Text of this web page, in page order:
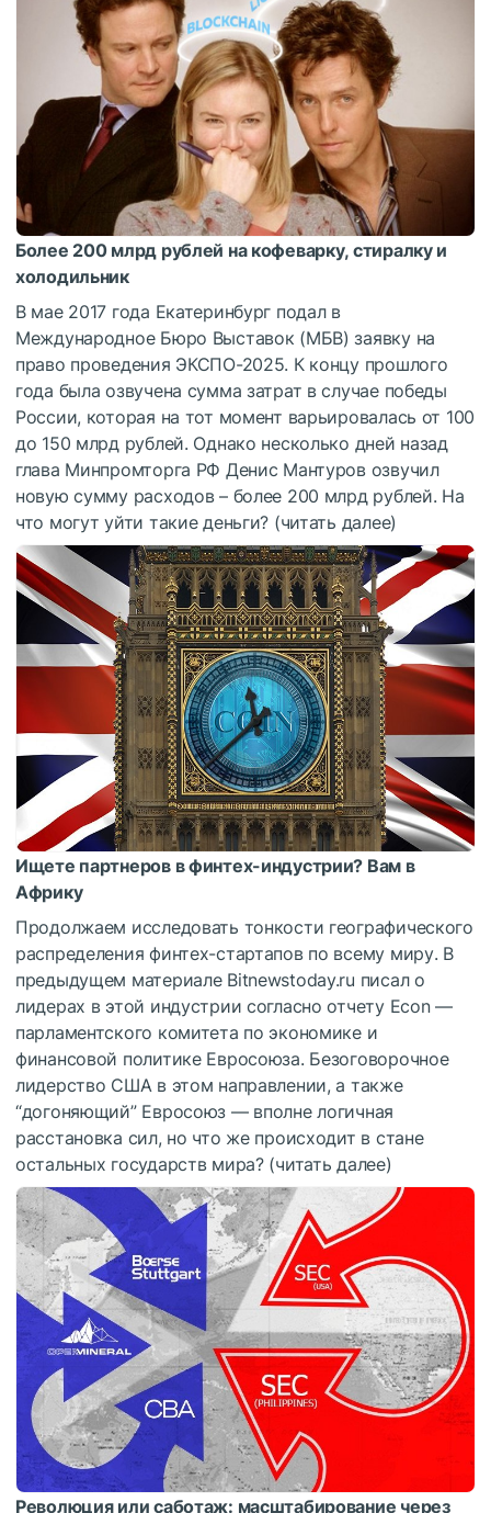
Более 200 млрд рублей на кофеварку, стиралку и
холодильник
В мае 2017 года Екатеринбург подал в
Международное Бюро Выставок (МБВ) заявку на
право проведения ЭКСПО-2025. К концу прошлого
года была озвучена сумма затрат в случае победы
России, которая на тот момент варьировалась от 100
до 150 млрд рублей. Однако несколько дней назад
глава Минпромторга РФ Денис Мантуров озвучил
новую сумму расходов – более 200 млрд рублей. На
что могут уйти такие деньги? (читать далее)
Ищете партнеров в финтех-индустрии? Вам в
Африку
Продолжаем исследовать тонкости географического
распределения финтех-стартапов по всему миру. В
предыдущем материале Bitnewstoday.ru писал о
лидерах в этой индустрии согласно отчету Econ —
парламентского комитета по экономике и
финансовой политике Евросоюза. Безоговорочное
лидерство США в этом направлении, а также
“догоняющий” Евросоюз — вполне логичная
расстановка сил, но что же происходит в стане
остальных государств мира? (читать далее)
Революция или саботаж: масштабирование через